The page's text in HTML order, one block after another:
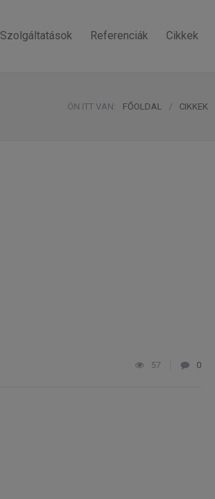
Szolgáltatások Referenciák Cikkek
ÖN ITT VAN: FŐOLDAL / CIKKEK
57 0